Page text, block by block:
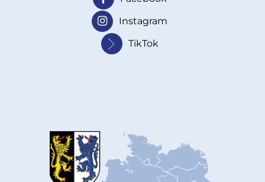
Instagram
TikTok